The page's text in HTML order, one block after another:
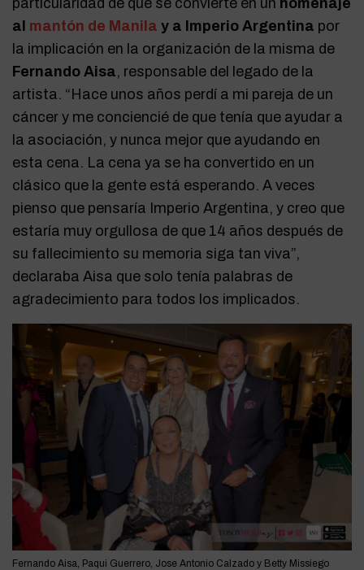
particularidad de que se convierte en un homenaje
al mantón de Manila y a Imperio Argentina por
la implicación en la organización de la misma de
Fernando Aisa, responsable del legado de la
artista. “Hace unos años perdí a mi pareja de un
cáncer y me conciencié de que tenía que ayudar a
la asociación, y nunca mejor que ayudando en
esta cena. La cena ya se ha convertido en un
clásico que la gente está esperando. A veces
pienso que pensaría Imperio Argentina, y creo que
estaría muy orgullosa de que 14 años después de
su fallecimiento su memoria siga tan viva”,
declaraba Aisa que solo tenía palabras de
agradecimiento para todos los implicados.
Fernando Aisa, Paqui Guerrero, Jose Antonio Calzado y Betty Missiego